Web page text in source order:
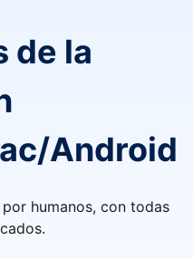
de la
Android
humanos, con todas